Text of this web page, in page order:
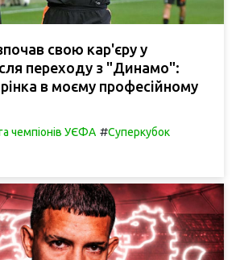
свою кар'єру у
переходу з "Динамо":
в моєму професійному
чемпіонів УЄФА #Суперкубок